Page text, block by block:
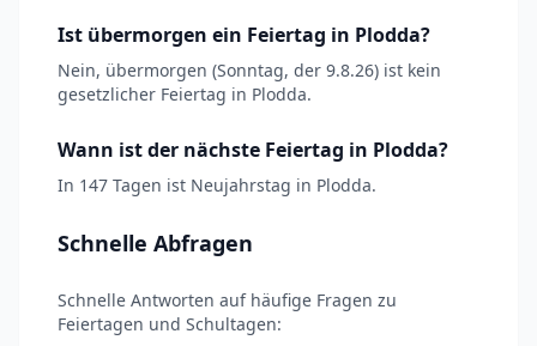
Ist übermorgen ein Feiertag in Plodda?
Nein, übermorgen (Sonntag, der 9.8.26) ist kein
gesetzlicher Feiertag in Plodda.
Wann ist der nächste Feiertag in Plodda?
In 147 Tagen ist Neujahrstag in Plodda.
Schnelle Abfragen
Schnelle Antworten auf häufige Fragen zu
Feiertagen und Schultagen: